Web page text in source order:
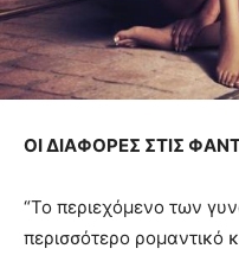
ΟΙ ΔΙΑΦΟΡΕΣ ΣΤΙΣ
“Το περιεχόμενο των
περισσότερο ρομαντικό